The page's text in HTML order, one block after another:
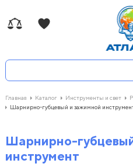
Главная Каталог Инструменты и свет
Шарнирно-губцевый и зажимной
Шарнирно-
инструмент